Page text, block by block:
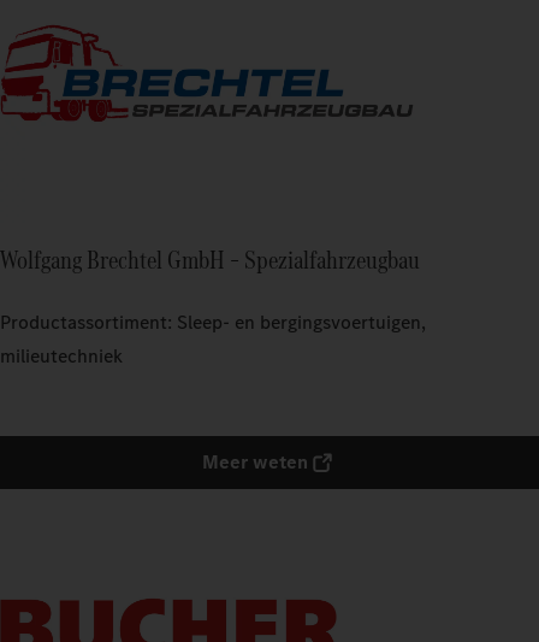
Wolfgang Brechtel GmbH – Spezialfahrzeugbau
Productassortiment: Sleep- en bergingsvoertuigen,
milieutechniek
Meer weten